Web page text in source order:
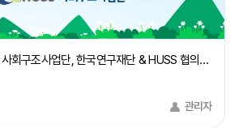
[서강대학교] HUSS 사회구조사업단, 한국연구재단 & HUSS 협의회 주관 "HUSS 융합 아카데미 IN 경주" 사회구조 컨소시엄 주관대학 서강대학교 참여
관리자